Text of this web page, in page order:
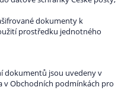
dokumenty k
prostředku jednotného
dokumentů jsou uvedeny v
v Obchodních podmínkách pro